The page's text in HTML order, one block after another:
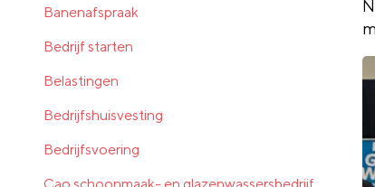
Banenafspraak
Bedrijf starten
Belastingen
Bedrijfshuisvesting
Bedrijfsvoering
Cao schoonmaak- en glazenwassersbedrijf